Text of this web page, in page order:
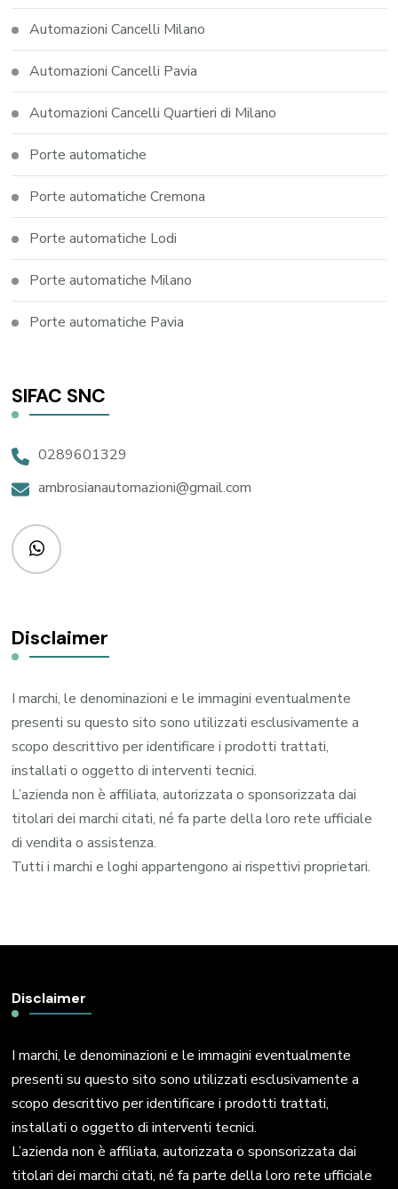
Automazioni Cancelli Milano
Automazioni Cancelli Pavia
Automazioni Cancelli Quartieri di Milano
Porte automatiche
Porte automatiche Cremona
Porte automatiche Lodi
Porte automatiche Milano
Porte automatiche Pavia
SIFAC SNC
0289601329
ambrosianautomazioni@gmail.com
Disclaimer
I marchi, le denominazioni e le immagini eventualmente
presenti su questo sito sono utilizzati esclusivamente a
scopo descrittivo per identificare i prodotti trattati,
installati o oggetto di interventi tecnici.
L’azienda non è affiliata, autorizzata o sponsorizzata dai
titolari dei marchi citati, né fa parte della loro rete ufficiale
di vendita o assistenza.
Tutti i marchi e loghi appartengono ai rispettivi proprietari.
Disclaimer
I marchi, le denominazioni e le immagini eventualmente
presenti su questo sito sono utilizzati esclusivamente a
scopo descrittivo per identificare i prodotti trattati,
installati o oggetto di interventi tecnici.
L’azienda non è affiliata, autorizzata o sponsorizzata dai
titolari dei marchi citati, né fa parte della loro rete ufficiale